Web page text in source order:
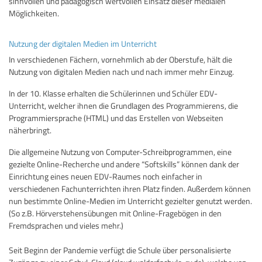
Möglichkeiten.
Nutzung der digitalen Medien im Unterricht
In verschiedenen Fächern, vornehmlich ab der Oberstufe, hält die
Nutzung von digitalen Medien nach und nach immer mehr Einzug.
In der 10. Klasse erhalten die Schülerinnen und Schüler EDV-
Unterricht, welcher ihnen die Grundlagen des Programmierens, die
Programmiersprache (HTML) und das Erstellen von Webseiten
näherbringt.
Die allgemeine Nutzung von Computer-Schreibprogrammen, eine
gezielte Online-Recherche und andere “Softskills” können dank der
Einrichtung eines neuen EDV-Raumes noch einfacher in
verschiedenen Fachunterrichten ihren Platz finden. Außerdem können
nun bestimmte Online-Medien im Unterricht gezielter genutzt werden.
(So z.B. Hörverstehensübungen mit Online-Fragebögen in den
Fremdsprachen und vieles mehr.)
Seit Beginn der Pandemie verfügt die Schule über personalisierte